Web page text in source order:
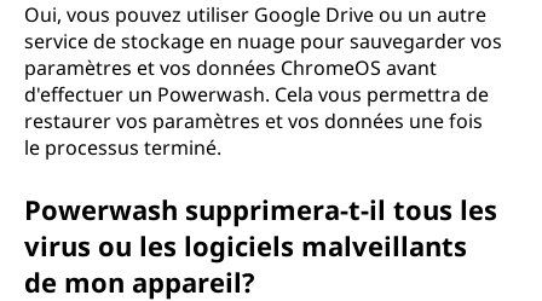
Oui, vous pouvez utiliser Google Drive ou un autre
service de stockage en nuage pour sauvegarder vos
paramètres et vos données ChromeOS avant
d'effectuer un Powerwash. Cela vous permettra de
restaurer vos paramètres et vos données une fois
le processus terminé.
Powerwash supprimera-t-il tous les
virus ou les logiciels malveillants
de mon appareil?